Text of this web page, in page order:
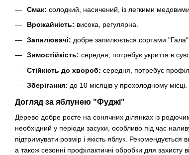
Смак: солодкий, насичений, із легкими
Врожайність: висока, регулярна.
Запилювачі: добре запилюється сортами
Зимостійкість: середня, потребує укриття в
Стійкість до хвороб: середня, потребує
Зберігання: до 10 місяців у прохолодному місці.
Догляд за яблунею "Фуджі"
Дерево добре росте на сонячних ділянках із
необхідний у періоди засухи, особливо під час
підтримувати розмір і якість яблук. Рекомендується
а також сезонні профілактичні обробки для захисту